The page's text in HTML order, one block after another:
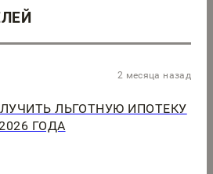
2 месяца назад
ЛЬГОТНУЮ ИПОТЕКУ
ГОДА